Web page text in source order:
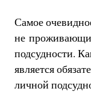
Самое
не
подсудности.
является
личной